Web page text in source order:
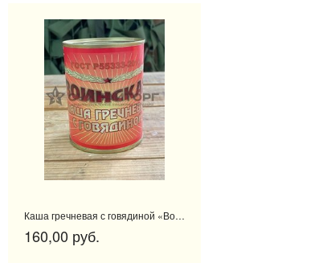
Каша гречневая с говядиной «Воинская»
160,00 руб.